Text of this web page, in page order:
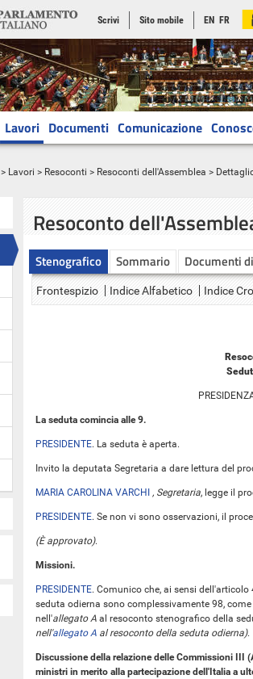
Scrivi Sito mobile EN FR
Lavori Documenti Comunicazione
> Lavori > Resoconti > Resoconti dell'Assemblea >
Resoconto
Stenografico Sommario Documenti
Frontespizio Indice Alfabetico Indice
La seduta comincia alle 9.
PRESIDENTE. La seduta è aperta.
Invito la deputata Segretaria a dare lettura del
MARIA CAROLINA VARCHI , Segretaria, legge il
PRESIDENTE. Se non vi sono osservazioni, il
(È approvato).
Missioni.
PRESIDENTE. Comunico che, ai sensi
seduta odierna sono complessivamente 98,
nell'allegato A al resoconto stenografico della
nell'allegato A al resoconto della seduta odierna).
Discussione della relazione delle Commissioni III
ministri in merito alla partecipazione dell'Italia a